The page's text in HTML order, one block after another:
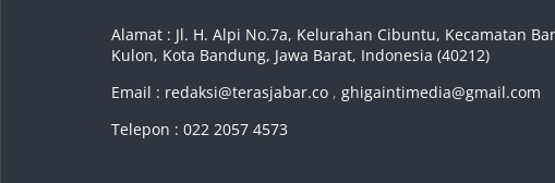
Alamat : Jl. H. Alpi No.7a, Kelurahan Cibuntu, Kecamatan
Kulon, Kota Bandung, Jawa Barat, Indonesia (40212)
Email : redaksi@terasjabar.co , ghigaintimedia@gmail.com
Telepon : 022 2057 4573